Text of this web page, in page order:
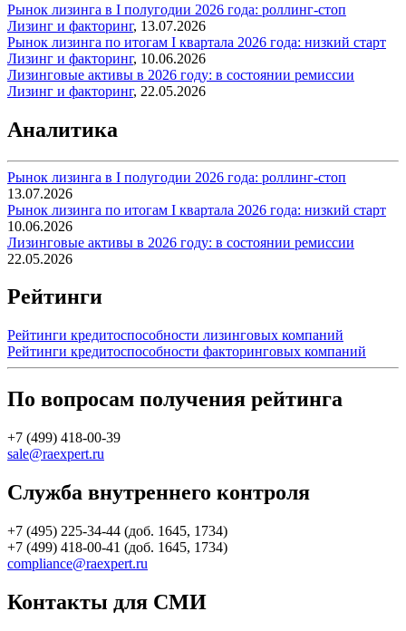
Рынок лизинга в I полугодии 2026 года: роллинг-стоп
Лизинг и факторинг, 13.07.2026
Рынок лизинга по итогам I квартала 2026 года: низкий старт
Лизинг и факторинг, 10.06.2026
Лизинговые активы в 2026 году: в состоянии ремиссии
Лизинг и факторинг, 22.05.2026
Аналитика
Рынок лизинга в I полугодии 2026 года: роллинг-стоп
13.07.2026
Рынок лизинга по итогам I квартала 2026 года: низкий старт
10.06.2026
Лизинговые активы в 2026 году: в состоянии ремиссии
22.05.2026
Рейтинги
Рейтинги кредитоспособности лизинговых компаний
Рейтинги кредитоспособности факторинговых компаний
По вопросам получения рейтинга
+7 (499) 418-00-39
sale@raexpert.ru
Служба внутреннего контроля
+7 (495) 225-34-44 (доб. 1645, 1734)
+7 (499) 418-00-41 (доб. 1645, 1734)
compliance@raexpert.ru
Контакты для СМИ